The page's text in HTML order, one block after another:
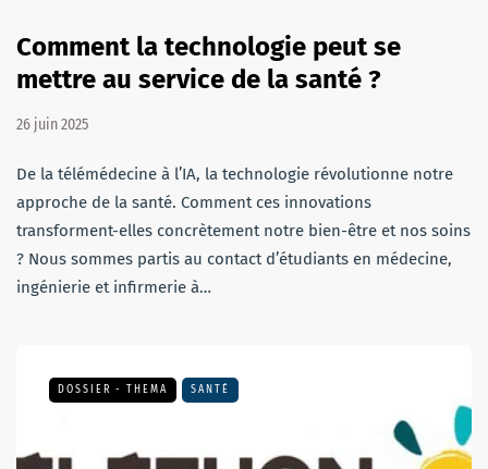
Comment la technologie peut se
mettre au service de la santé ?
26 juin 2025
De la télémédecine à l’IA, la technologie révolutionne notre
approche de la santé. Comment ces innovations
transforment-elles concrètement notre bien-être et nos soins
? Nous sommes partis au contact d’étudiants en médecine,
ingénierie et infirmerie à…
DOSSIER - THEMA SANTÉ